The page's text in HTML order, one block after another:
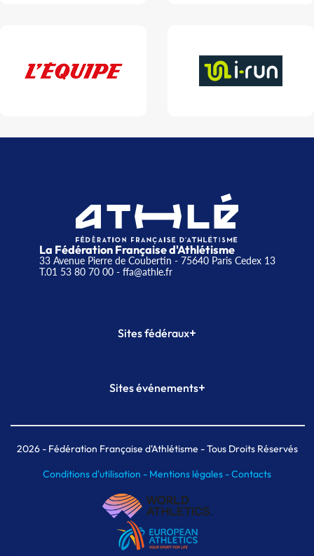
La Fédération Française d'Athlétisme
33 Avenue Pierre de Coubertin - 75640 Paris Cedex 13
T.01 53 80 70 00- ffa@athle.fr
Sites fédéraux+
Plateforme Formation
Sites événements+
Meeting de Paris indoor
MAIF Ekiden de Paris
2026- Fédération Française d'Athlétisme - Tous Droits Réservés
Conditions d'utilisation - Mentions légales -Contacts